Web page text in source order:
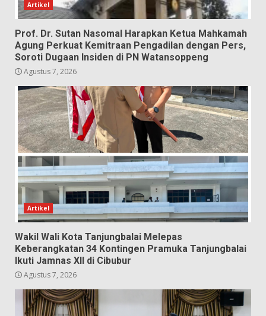
Artikel
Prof. Dr. Sutan Nasomal Harapkan Ketua Mahkamah
Agung Perkuat Kemitraan Pengadilan dengan Pers,
Soroti Dugaan Insiden di PN Watansoppeng
Agustus 7, 2026
Artikel
Wakil Wali Kota Tanjungbalai Melepas
Keberangkatan 34 Kontingen Pramuka Tanjungbalai
Ikuti Jamnas XII di Cibubur
Agustus 7, 2026